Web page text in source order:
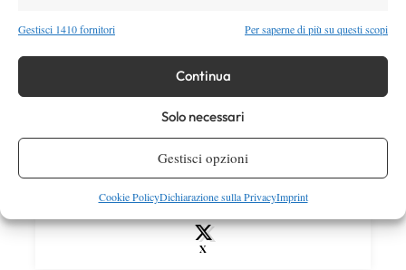
Gestisci 1410 fornitori Per saperne di più su questi scopi
Continua
Solo necessari
Gestisci opzioni
Cookie PolicyDichiarazione sulla PrivacyImprint
Masters 1000 Montreal 2026, Musetti: “Mi
sempre le stesse sensazioni”
SOCIAL
Facebook
X